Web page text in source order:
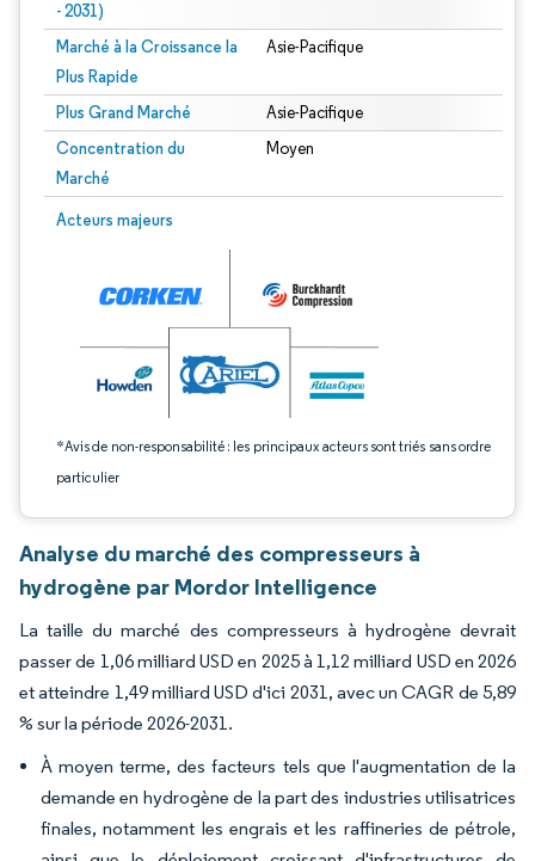
- 2031)
Marché à la Croissance la
Plus Rapide
Asie-Pacifique
Plus Grand Marché Asie-Pacifique
Concentration du
Marché
Moyen
Acteurs majeurs
*Avis de non-responsabilité : les principaux acteurs sont triés sans ordre
particulier
Image © Mordor Intelligence. La réutilisation nécessite une attribution sous CC
Analyse du marché des compresseurs à
hydrogène par Mordor Intelligence
La taille du marché des compresseurs à hydrogène devrait
passer de 1,06 milliard USD en 2025 à 1,12 milliard USD en 2026
et atteindre 1,49 milliard USD d'ici 2031, avec un CAGR de 5,89
% sur la période 2026-2031.
À moyen terme, des facteurs tels que l'augmentation de la
demande en hydrogène de la part des industries utilisatrices
finales, notamment les engrais et les raffineries de pétrole,